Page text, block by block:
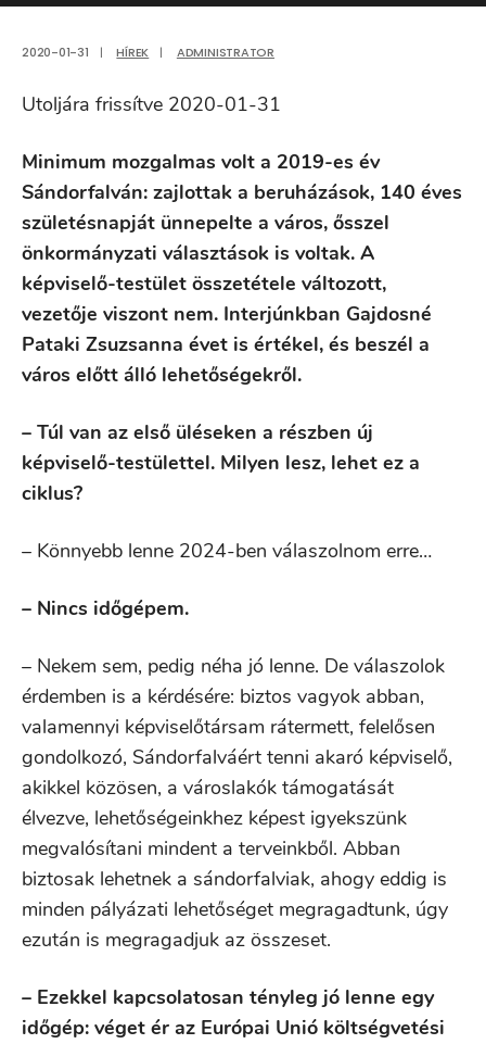
2020-01-31 | HÍREK | ADMINISTRATOR
Utoljára frissítve 2020-01-31
Minimum mozgalmas volt a 2019-es év
Sándorfalván: zajlottak a beruházások, 140 éves
születésnapját ünnepelte a város, ősszel
önkormányzati választások is voltak. A
képviselő-testület összetétele változott,
vezetője viszont nem. Interjúnkban Gajdosné
Pataki Zsuzsanna évet is értékel, és beszél a
város előtt álló lehetőségekről.
– Túl van az első üléseken a részben új
képviselő-testülettel. Milyen lesz, lehet ez a
ciklus?
– Könnyebb lenne 2024-ben válaszolnom erre…
– Nincs időgépem.
– Nekem sem, pedig néha jó lenne. De válaszolok
érdemben is a kérdésére: biztos vagyok abban,
valamennyi képviselőtársam rátermett, felelősen
gondolkozó, Sándorfalváért tenni akaró képviselő,
akikkel közösen, a városlakók támogatását
élvezve, lehetőségeinkhez képest igyekszünk
megvalósítani mindent a terveinkből. Abban
biztosak lehetnek a sándorfalviak, ahogy eddig is
minden pályázati lehetőséget megragadtunk, úgy
ezután is megragadjuk az összeset.
– Ezekkel kapcsolatosan tényleg jó lenne egy
időgép: véget ér az Európai Unió költségvetési